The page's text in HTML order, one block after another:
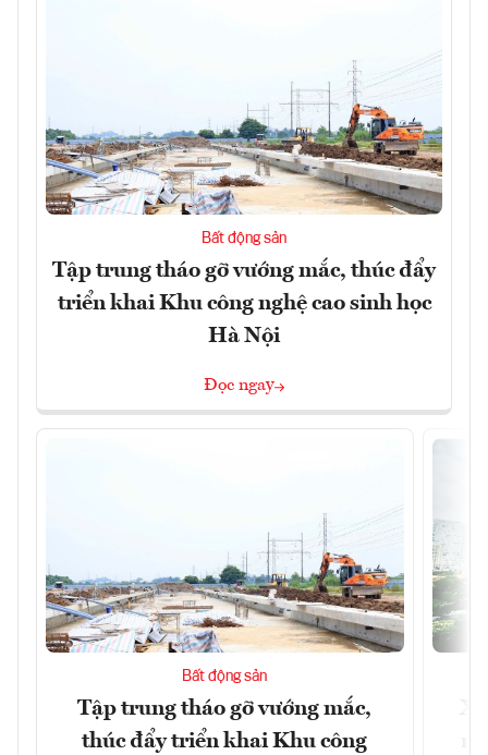
Bất động sản
Tập trung tháo gỡ vướng mắc, thúc đẩy
triển khai Khu công nghệ cao sinh học
Hà Nội
Đọc ngay
Bất động sản
Tập trung tháo gỡ vướng mắc,
thúc đẩy triển khai Khu công